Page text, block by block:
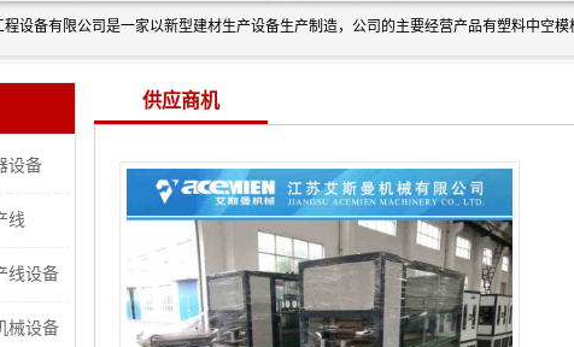
设备
线
线设备
械设备
供应商机